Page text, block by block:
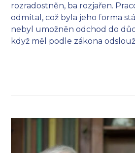
rozradostněn, ba rozjařen.
odmítal, což byla jeho forma
nebyl umožněn odchod do
když měl podle zákona